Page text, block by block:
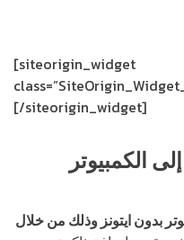
[siteorigin_widget
[/siteorigin_widget]
الكمبيوتر
بدون ايتونز وذلك من خلال